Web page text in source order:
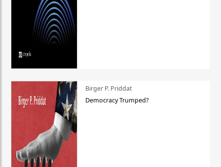
Birger P. Priddat
Democracy Trumped?